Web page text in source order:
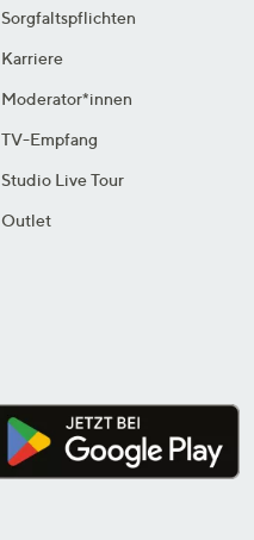
Sorgfaltspflichten
Karriere
Moderator*innen
TV-Empfang
Studio Live Tour
Outlet